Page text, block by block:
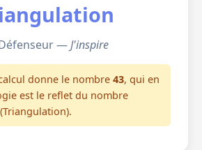
—J'inspire
donne le nombre 43, qui en
est le reflet du nombre
(Triangulation).